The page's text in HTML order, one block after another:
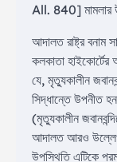
All. 840] মামলার
আদালত রাষ্ট্র
কলকাতা হাইকোর্টের
যে, মৃত্যুকালীন
সিদ্ধান্তে উপনীত
(মৃত্যুকালীন
আদালত আরও উল্লেখ
উপস্থিতি এটিকে